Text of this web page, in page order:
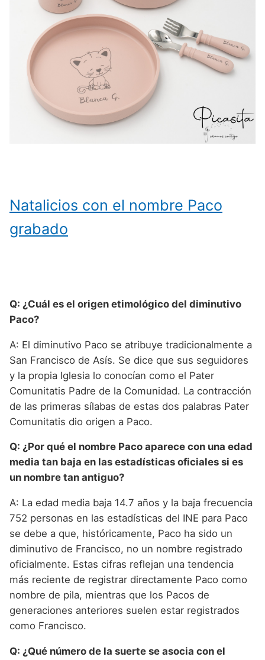
Natalicios con el nombre Paco
grabado
Q: ¿Cuál es el origen etimológico del diminutivo
Paco?
A: El diminutivo Paco se atribuye tradicionalmente a
San Francisco de Asís. Se dice que sus seguidores
y la propia Iglesia lo conocían como el Pater
Comunitatis Padre de la Comunidad. La contracción
de las primeras sílabas de estas dos palabras Pater
Comunitatis dio origen a Paco.
Q: ¿Por qué el nombre Paco aparece con una edad
media tan baja en las estadísticas oficiales si es
un nombre tan antiguo?
A: La edad media baja 14.7 años y la baja frecuencia
752 personas en las estadísticas del INE para Paco
se debe a que, históricamente, Paco ha sido un
diminutivo de Francisco, no un nombre registrado
oficialmente. Estas cifras reflejan una tendencia
más reciente de registrar directamente Paco como
nombre de pila, mientras que los Pacos de
generaciones anteriores suelen estar registrados
como Francisco.
Q: ¿Qué número de la suerte se asocia con el